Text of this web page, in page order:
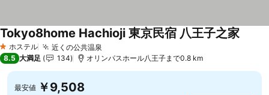
1 ホテルのランク
ホステル 近くの公共温泉
Tokyo8home Hachioji 東京民宿 八王子之家
8.5 大満足 134 オリンパスホール八王子まで0.8 km
最安値 ￥9,508